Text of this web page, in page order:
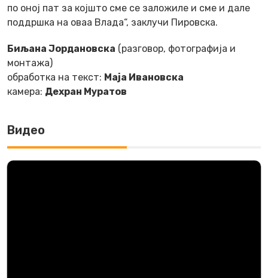
по оној пат за којшто сме се заложиле и сме и дале
поддршка на оваа Влада“, заклучи Пировска.
Биљана Јордановска (разговор, фотографија и
монтажа)
обработка на текст: Маја Ивановска
камера: Дехран Муратов
Видео